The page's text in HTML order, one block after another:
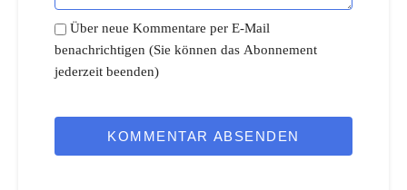
Über neue Kommentare per E-Mail
benachrichtigen (Sie können das Abonnement
jederzeit beenden)
KOMMENTAR ABSENDEN